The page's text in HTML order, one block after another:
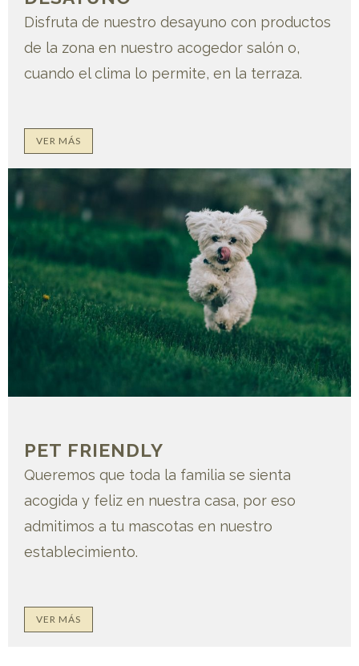
Disfruta de nuestro desayuno con productos
de la zona en nuestro acogedor salón o,
cuando el clima lo permite, en la terraza.
VER MÁS
PET FRIENDLY
Queremos que toda la familia se sienta
acogida y feliz en nuestra casa, por eso
admitimos a tu mascotas en nuestro
establecimiento.
VER MÁS